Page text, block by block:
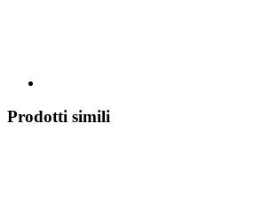
Prodotti simili